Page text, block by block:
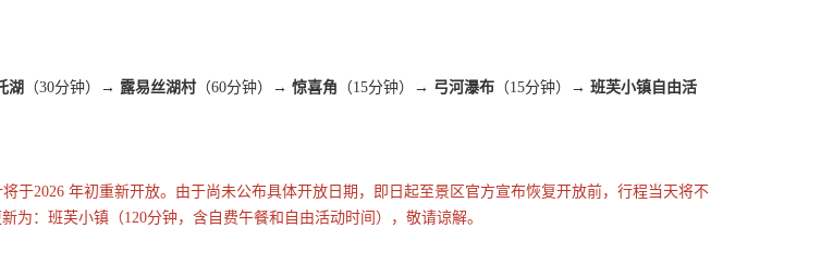
湖 （30分钟） → 露易丝湖村 （60分钟） → 惊喜角 （15分钟）→ 弓河瀑布 （15分钟）
→ 班芙小镇自由活
于2026 年初重新开放。由于尚未公布具体开放日期，即日起至景区官方宣布恢复开放前，行程当天将不
为：班芙小镇（120分钟，含自费午餐和自由活动时间），敬请谅解。